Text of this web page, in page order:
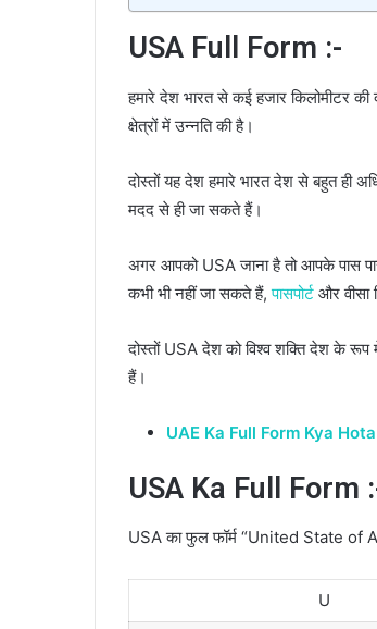
USA Full Form :-
हमारे देश भारत से कई हजार किलोमीटर
क्षेत्रों में उन्नति की है।
दोस्तों यह देश हमारे भारत देश से बहुत ही
मदद से ही जा सकते हैं।
अगर आपको USA जाना है तो आपके पास
कभी भी नहीं जा सकते हैं,पासपोर्ट और
दोस्तों USA देश को विश्व शक्ति देश के रूप
हैं।
UAE Ka Full Form Kya
USA Ka Full Form
USA का फुल फॉर्म “United State of
U